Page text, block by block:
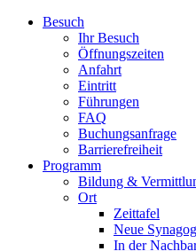
Zum
Besuch
Ihr Besuch
Öffnungszeiten
Anfahrt
Eintritt
Führungen
FAQ
Buchungsanfrage
Barrierefreiheit
Programm
Bildung &
Ort
Zeittafel
Neue
In der